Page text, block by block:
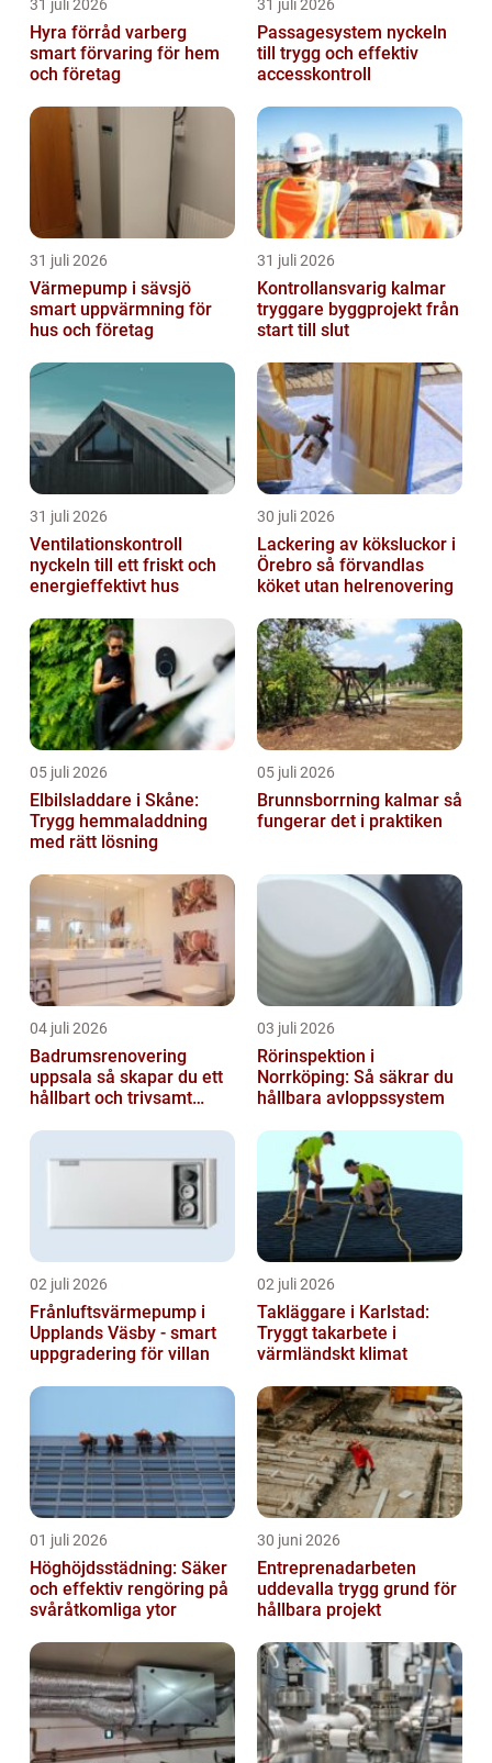
31 juli 2026
Hyra förråd varberg
smart förvaring för hem
och företag
31 juli 2026
Passagesystem nyckeln
till trygg och effektiv
accesskontroll
31 juli 2026
Värmepump i sävsjö
smart uppvärmning för
hus och företag
31 juli 2026
Kontrollansvarig kalmar
tryggare byggprojekt från
start till slut
31 juli 2026
Ventilationskontroll
nyckeln till ett friskt och
energieffektivt hus
30 juli 2026
Lackering av köksluckor i
Örebro så förvandlas
köket utan helrenovering
05 juli 2026
Elbilsladdare i Skåne:
Trygg hemmaladdning
med rätt lösning
05 juli 2026
Brunnsborrning kalmar så
fungerar det i praktiken
04 juli 2026
Badrumsrenovering
uppsala så skapar du ett
hållbart och trivsamt
03 juli 2026
Rörinspektion i
Norrköping: Så säkrar du
hållbara avloppssystem
02 juli 2026
Frånluftsvärmepump i
Upplands Väsby - smart
uppgradering för villan
02 juli 2026
Takläggare i Karlstad:
Tryggt takarbete i
värmländskt klimat
01 juli 2026
Höghöjdsstädning: Säker
och effektiv rengöring på
svåråtkomliga ytor
30 juni 2026
Entreprenadarbeten
uddevalla trygg grund för
hållbara projekt